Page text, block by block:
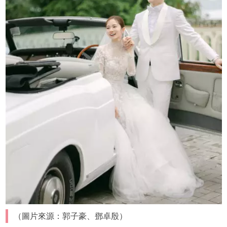
（圖片來源：郭子豪、鄧卓殷）